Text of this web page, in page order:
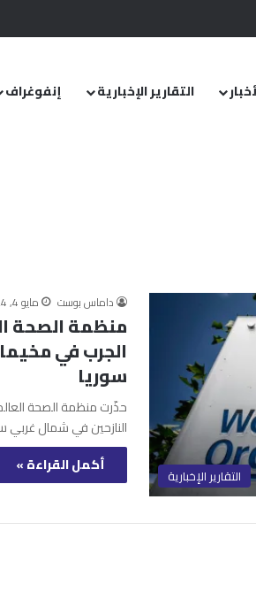
مخالفة دستورية.. ومشروع قانون خاص إلى مجلس
التقارير الإخبارية إنفوغراف
التقارير الإخبارية
داماس بوست مايو 4, 2024
منظمة الصحة
الجرب في
سوريا
حذّرت منظمة الصحة
النازحين في شمال غربي
أكمل القراءة »